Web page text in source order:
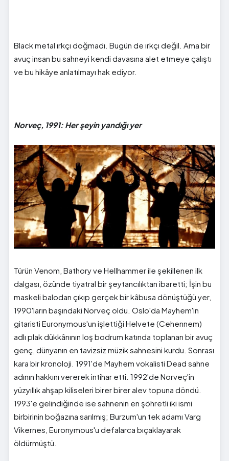
Black metal ırkçı doğmadı. Bugün de ırkçı değil. Ama bir
avuç insan bu sahneyi kendi davasına alet etmeye çalıştı
ve bu hikâye anlatılmayı hak ediyor.
Norveç, 1991: Her şeyin yandığı yer
Türün Venom, Bathory ve Hellhammer ile şekillenen ilk
dalgası, özünde tiyatral bir şeytancılıktan ibaretti; İşin bu
maskeli balodan çıkıp gerçek bir kâbusa dönüştüğü yer,
1990'ların başındaki Norveç oldu. Oslo'da Mayhem'in
gitaristi Euronymous'un işlettiği Helvete (Cehennem)
adlı plak dükkânının loş bodrum katında toplanan bir avuç
genç, dünyanın en tavizsiz müzik sahnesini kurdu. Sonrası
kara bir kronoloji. 1991'de Mayhem vokalisti Dead sahne
adının hakkını vererek intihar etti. 1992'de Norveç'in
yüzyıllık ahşap kiliseleri birer birer alev topuna döndü.
1993'e gelindiğinde ise sahnenin en şöhretli iki ismi
birbirinin boğazına sarılmış; Burzum'un tek adamı Varg
Vikernes, Euronymous'u defalarca bıçaklayarak
öldürmüştü.